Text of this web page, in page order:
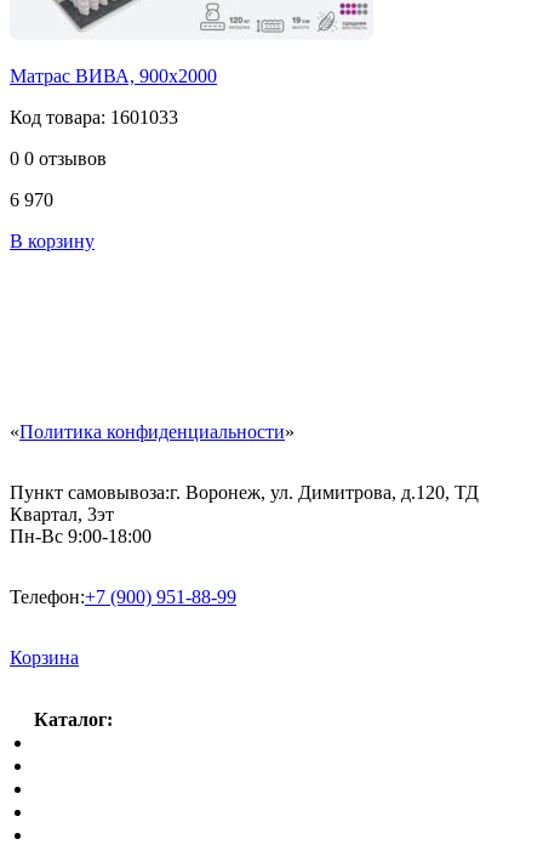
Матрас ВИВА, 900х2000
Код товара: 1601033
0 0 отзывов
6 970
В корзину
«Политика конфиденциальности»
Пункт самовывоза:г. Воронеж, ул. Димитрова, д.120, ТД
Квартал, 3эт
Пн-Вс 9:00-18:00
Телефон:+7 (900) 951-88-99
Корзина
Каталог: